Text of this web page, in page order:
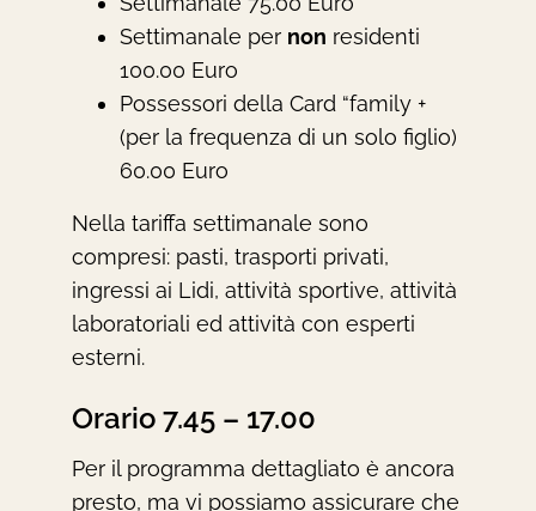
Settimanale per non residenti
100.00 Euro
Possessori della Card “family +
(per la frequenza di un solo figlio)
60.00 Euro
Nella tariffa settimanale sono
compresi: pasti, trasporti privati,
ingressi ai Lidi, attività sportive, attività
laboratoriali ed attività con esperti
esterni.
Orario 7.45 – 17.00
Per il programma dettagliato è ancora
presto, ma vi possiamo assicurare che